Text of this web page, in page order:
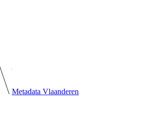
Metadata Vlaanderen